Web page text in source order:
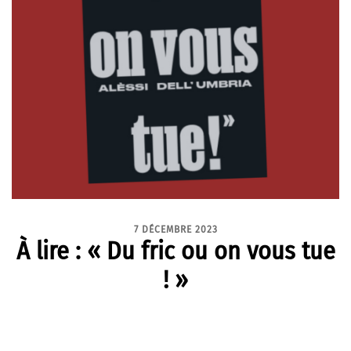
7 DÉCEMBRE 2023
À lire : « Du fric ou on vous tue
! »